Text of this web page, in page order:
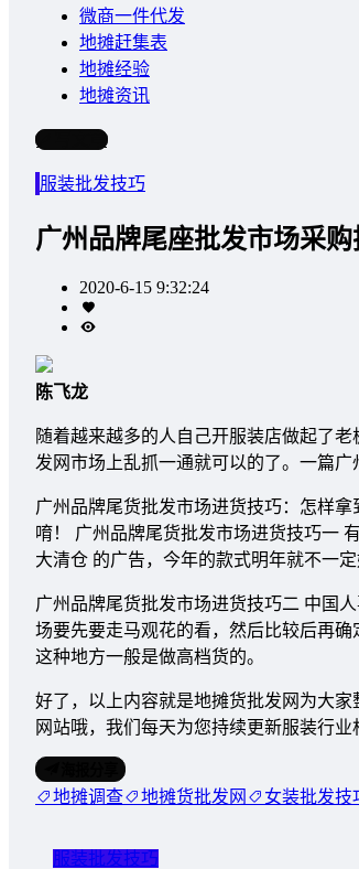
微商一件代发
地摊赶集表
地摊经验
地摊资讯
写文章
服装批发技巧
广州品牌尾座批发市场采购
2020-6-15 9:32:24
陈飞龙
随着越来越多的人自己开服装店做起了
发网市场上乱抓一通就可以的了。一篇广
广州品牌尾货批发市场进货技巧：怎样
唷！ 广州品牌尾货批发市场进货技巧一
大清仓 的广告，今年的款式明年就不一
广州品牌尾货批发市场进货技巧二 中国
场要先要走马观花的看，然后比较后再
这种地方一般是做高档货的。
好了，以上内容就是地摊货批发网为大
网站哦，我们每天为您持续更新服装行业
地摊调查 地摊货批发网 女装批发技
服装批发技巧